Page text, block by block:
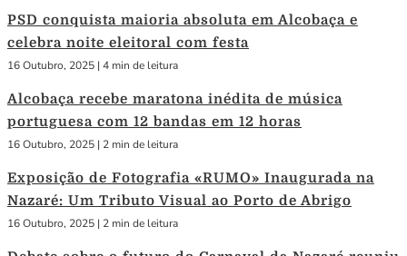
PSD conquista maioria absoluta em Alcobaça e
celebra noite eleitoral com festa
16 Outubro, 2025 | 4 min de leitura
Alcobaça recebe maratona inédita de música
portuguesa com 12 bandas em 12 horas
16 Outubro, 2025 | 2 min de leitura
Exposição de Fotografia «RUMO» Inaugurada na
Nazaré: Um Tributo Visual ao Porto de Abrigo
16 Outubro, 2025 | 2 min de leitura